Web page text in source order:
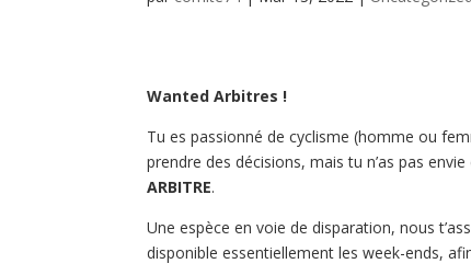
Wanted Arbitres !
Tu es passionné de cyclisme (homme ou
prendre des décisions, mais tu n’as pas
ARBITRE.
Une espèce en voie de disparation, nous
disponible essentiellement les week-ends,